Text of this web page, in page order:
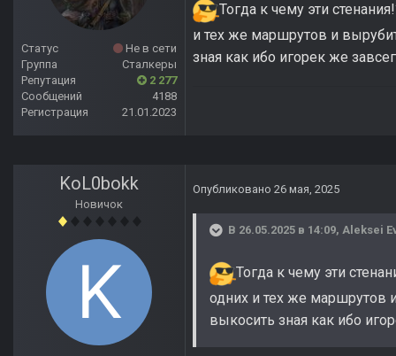
Статус
Не в сети
Группа
Сталкеры
Репутация
2 277
Сообщений
4188
Регистрация
21.01.2023
Тогда к чему эти
и тех же маршрутов и
зная как ибо игорек же
KoL0bokk
Новичок
Опубликовано 26 мая, 2025
В 26.05.2025 в 14:09, Aleksei
Тогда к чему эти
одних и тех же маршрутов
выкосить зная как ибо